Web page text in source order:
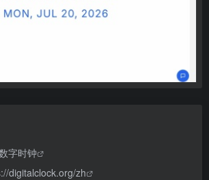
字时钟
digitalclock.org/zh